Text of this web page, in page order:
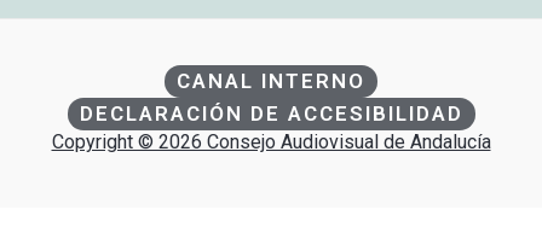
CANAL INTERNO
DECLARACIÓN DE ACCESIBILIDAD
Copyright © 2026 Consejo Audiovisual de Andalucía